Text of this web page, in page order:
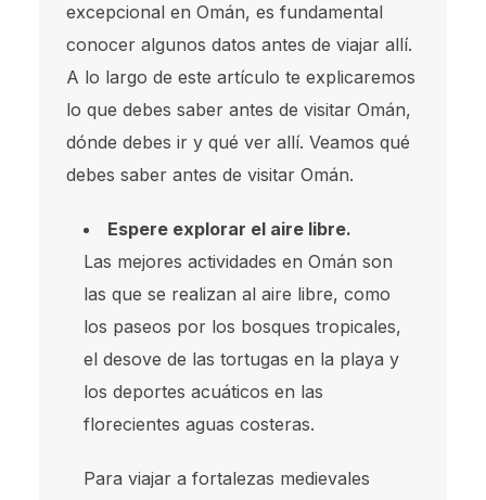
excepcional en Omán, es fundamental
conocer algunos datos antes de viajar allí.
A lo largo de este artículo te explicaremos
lo que debes saber antes de visitar Omán,
dónde debes ir y qué ver allí. Veamos qué
debes saber antes de visitar Omán.
Espere explorar el aire libre.
Las mejores actividades en Omán son
las que se realizan al aire libre, como
los paseos por los bosques tropicales,
el desove de las tortugas en la playa y
los deportes acuáticos en las
florecientes aguas costeras.
Para viajar a fortalezas medievales